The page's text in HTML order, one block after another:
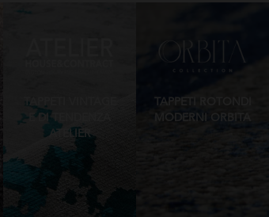
TAPPETI VINTAGE
E DI TENDENZA
ATELIER
TAPPETI ROTONDI
MODERNI ORBITA